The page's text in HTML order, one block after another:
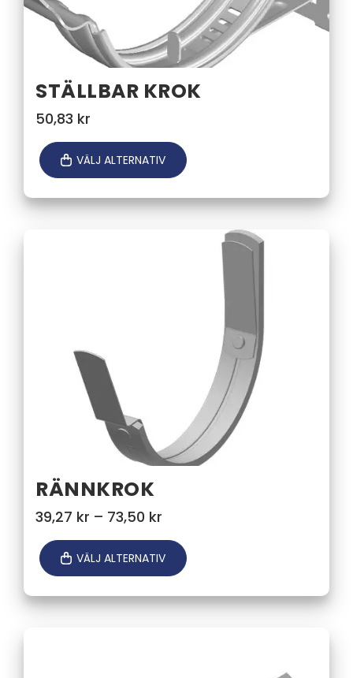
STÄLLBAR KROK
50,83 kr
VÄLJ ALTERNATIV
RÄNNKROK
39,27 kr – 73,50 kr
till
73,50 kr
VÄLJ ALTERNATIV